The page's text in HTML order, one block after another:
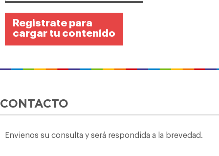
Registrate para
cargar tu contenido
CONTACTO
Envienos su consulta y será respondida a la brevedad.